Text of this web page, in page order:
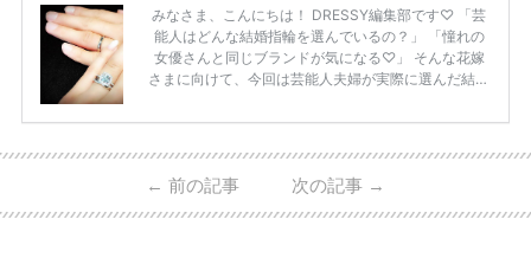
みなさま、こんにちは！ DRESSY編集部です♡ 「芸
能人はどんな結婚指輪を選んでいるの？」 「憧れの
女優さんと同じブランドが気になる♡」 そんな花嫁
さまに向けて、今回は芸能人夫婦が実際に選んだ結婚
ーウィンストンやカルティエ、ティファニーなど世界
日本で人気のブランドまで幅広くご紹介。 さらに、
・愛用している芸能人夫婦 ・リングの特徴や魅力 ・
← 前の記事 次の記事 →